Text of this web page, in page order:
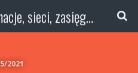
gsm.biz.pl - informacje, sieci, zasięg technologie
2021